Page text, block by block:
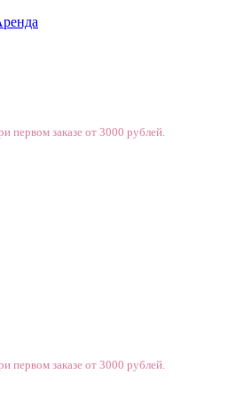
первом заказе от 3000 рублей.
первом заказе от 3000 рублей.